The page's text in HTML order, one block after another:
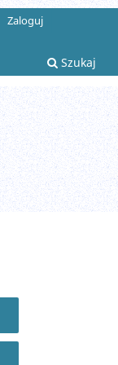
Szukaj
Zaloguj